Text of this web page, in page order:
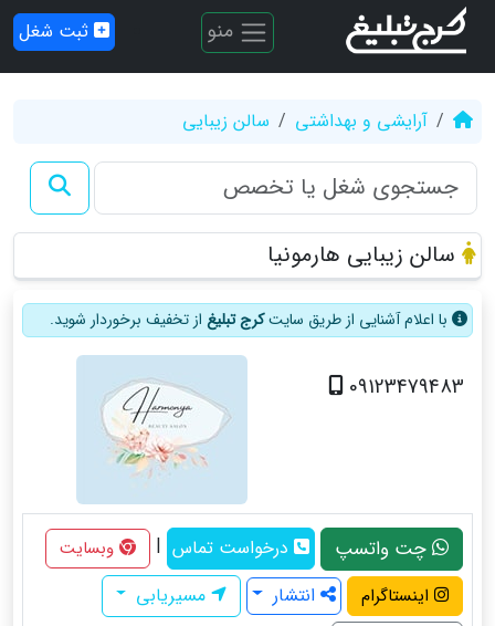
منو ثبت شغل
آرایشی و بهداشتی سالن زیبایی
سالن زیبایی هارمونیا
با اعلام آشنایی از طریق سایتکرج تبلیغ از تخفیف برخوردار شوید.
09123479483
چت واتسپ درخواست تماس |
وبسایت
اینستاگرام
انتشار مسیریابی